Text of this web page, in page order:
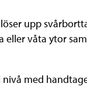
upp
eller våta ytor
med